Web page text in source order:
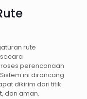
rute
perencanaan
ini dirancang
dikirim dari titik
dan aman.